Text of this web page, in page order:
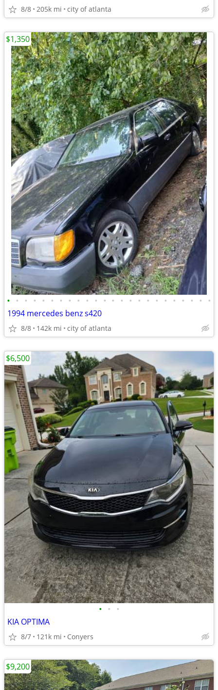
8/8 205k mi city of atlanta
• • • • • • • • • • • • • • • • • • • • • • • •
1994 mercedes benz s420
8/8 142k mi city of atlanta
$1,350
• • •
KIA OPTIMA
8/7 121k mi Conyers
$6,500
$9,200